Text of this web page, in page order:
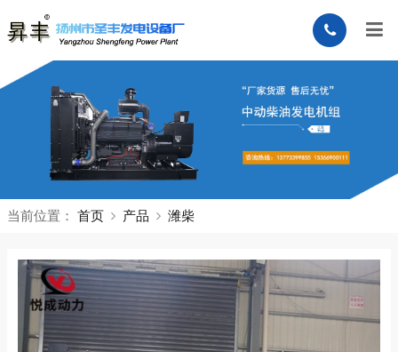
当前位置： 首页 产品 潍柴